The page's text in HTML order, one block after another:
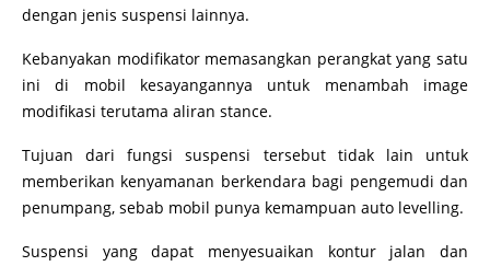
dengan jenis suspensi lainnya.
Kebanyakan modifikator memasangkan perangkat yang satu
ini di mobil kesayangannya untuk menambah image
modifikasi terutama aliran stance.
Tujuan dari fungsi suspensi tersebut tidak lain untuk
memberikan kenyamanan berkendara bagi pengemudi dan
penumpang, sebab mobil punya kemampuan auto levelling.
Suspensi yang dapat menyesuaikan kontur jalan dan